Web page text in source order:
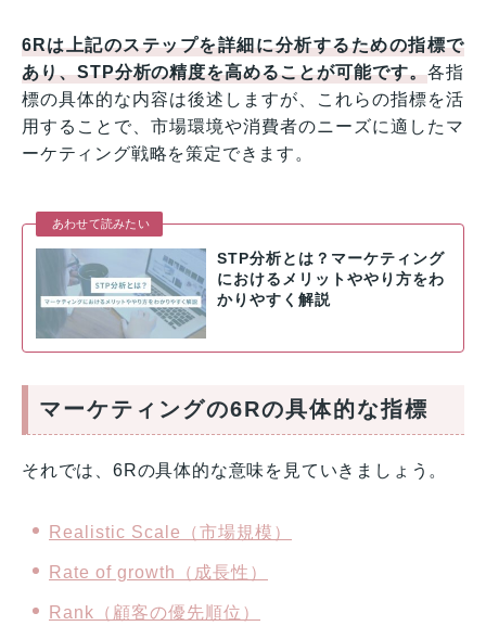
6Rは上記のステップを詳細に分析するための指標で
あり、STP分析の精度を高めることが可能です。各指
標の具体的な内容は後述しますが、これらの指標を活
用することで、市場環境や消費者のニーズに適したマ
ーケティング戦略を策定できます。
あわせて読みたい
STP分析とは？マーケティング
におけるメリットややり方をわ
かりやすく解説
マーケティングの6Rの具体的な指標
それでは、6Rの具体的な意味を見ていきましょう。
Realistic Scale（市場規模）
Rate of growth（成長性）
Rank（顧客の優先順位）